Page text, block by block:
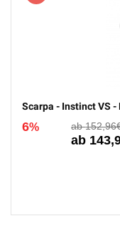
Scarpa - Instinct VS
6%